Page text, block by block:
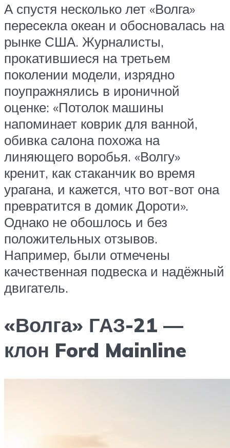
А спустя несколько лет «Волга»
пересекла океан и обосновалась на
рынке США. Журналисты,
прокатившиеся на третьем
поколении модели, изрядно
поупражнялись в ироничной
оценке: «Потолок машины
напоминает коврик для ванной,
обивка салона похожа на
линяющего воробья. «Волгу»
кренит, как стаканчик во время
урагана, и кажется, что вот-вот она
превратится в домик Дороти».
Однако не обошлось и без
положительных отзывов.
Например, были отмечены
качественная подвеска и надёжный
двигатель.
«Волга» ГАЗ-21 —
клон Ford Mainline